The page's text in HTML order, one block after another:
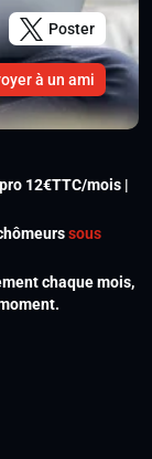
Poster
à un ami
12€TTC/mois |
sous
chaque mois,